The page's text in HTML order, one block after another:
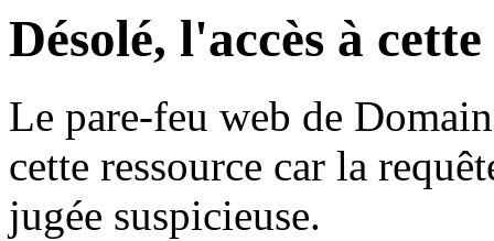
Désolé, l'accès à
Le pare-feu web de
cette ressource car la
jugée suspicieuse.